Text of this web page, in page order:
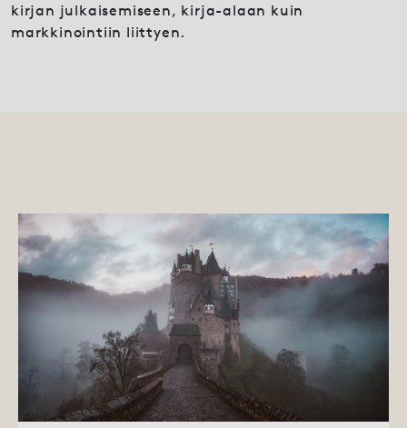
kirjan julkaisemiseen, kirja-alaan kuin
markkinointiin liittyen.